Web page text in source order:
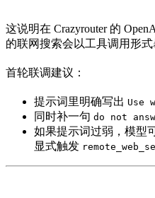
这说明在 Crazyrouter 的
的联网搜索会以工具调用形式
首轮联调建议：
提示词里明确写出 Use
同时补一句 do not
如果提示词过弱，模型
显式触发